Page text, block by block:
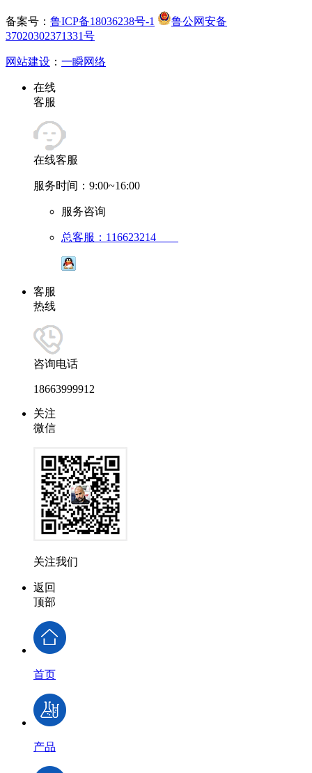
备案号： 鲁ICP备18036238号-1
鲁公网安备
37020302371331号
网站建设 ： 一瞬网络
在线
客服
在线客服
服务时间：9:00~16:00
服务咨询
总客服：116623214
客服
热线
咨询电话
18663999912
关注
微信
关注我们
返回
顶部
首页
产品